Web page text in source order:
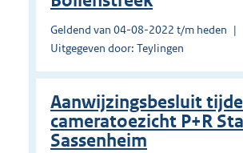
Geldend van 04-08-2022 t/m heden
Uitgegeven door: Teylingen
Aanwijzingsbesluit
cameratoezicht P+R
Sassenheim